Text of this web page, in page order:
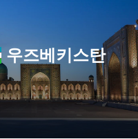
우즈베키스탄